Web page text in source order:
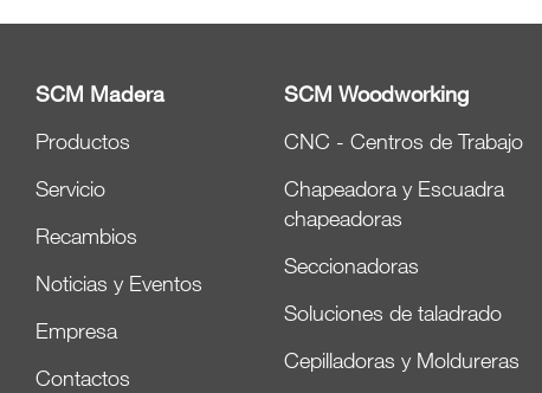
SCM Madera
Productos
Servicio
Recambios
Noticias y Eventos
Empresa
Contactos
SCM Woodworking
CNC - Centros de Trabajo
Chapeadora y Escuadra
chapeadoras
Seccionadoras
Soluciones de taladrado
Cepilladoras y Moldureras